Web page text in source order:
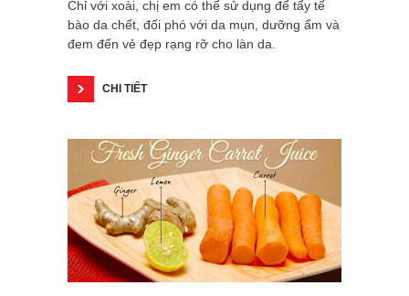
Chỉ với xoài, chị em có thể sử dụng để tẩy tế
bào da chết, đối phó với da mụn, dưỡng ẩm và
đem đến vẻ đẹp rạng rỡ cho làn da.
CHI TIẾT